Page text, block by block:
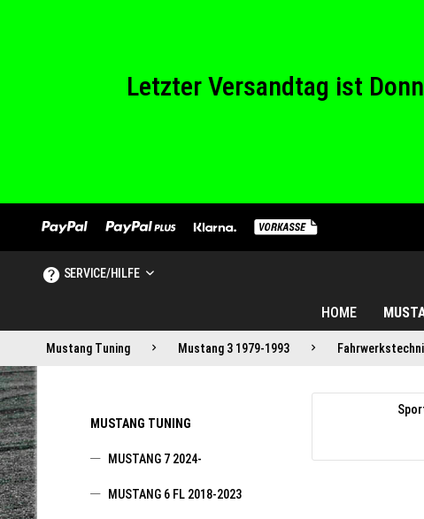
Letzter Versandtag ist
SERVICE/HILFE
HOME
Mustang Tuning Mustang 3 1979-1993
MUSTANG TUNING
MUSTANG 7 2024-
MUSTANG 6 FL 2018-2023